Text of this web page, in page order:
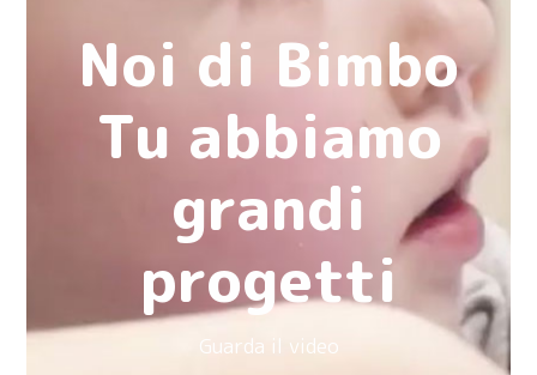
Noi di Bimbo
Tu abbiamo
grandi
progetti
Guarda il video